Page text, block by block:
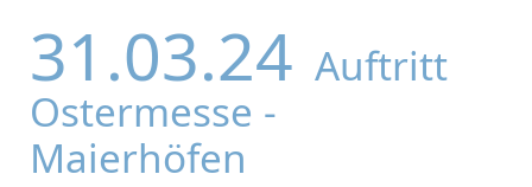
31.03.24 Auftritt
Ostermesse -
Maierhöfen